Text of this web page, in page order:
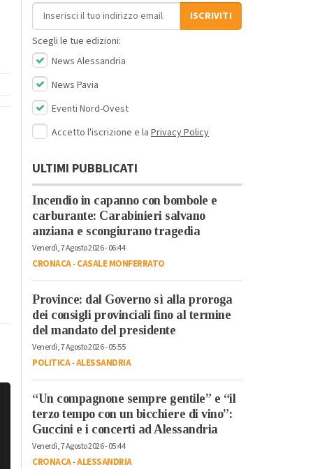
Indirizzo email
ISCRIVITI
Scegli le tue edizioni:
News Alessandria
News Pavia
Eventi Nord-Ovest
Accetto l'iscrizione e la Privacy Policy
ULTIMI PUBBLICATI
Incendio in capanno con bombole e
carburante: Carabinieri salvano
anziana e scongiurano tragedia
Venerdì, 7 Agosto 2026 - 06:44
CRONACA-CASALE MONFERRATO
Province: dal Governo sì alla proroga
dei consigli provinciali fino al termine
del mandato del presidente
Venerdì, 7 Agosto 2026 - 05:55
POLITICA-ALESSANDRIA
“Un compagnone sempre gentile” e “il
terzo tempo con un bicchiere di vino”:
Guccini e i concerti ad Alessandria
Venerdì, 7 Agosto 2026 - 05:44
CRONACA-ALESSANDRIA